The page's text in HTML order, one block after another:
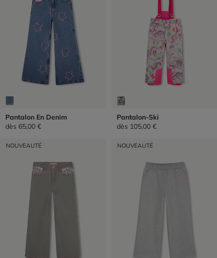
Pantalon En Denim
dès 65,00 €
Pantalon-Ski
dès 105,00 €
NOUVEAUTÉ NOUVEAUTÉ